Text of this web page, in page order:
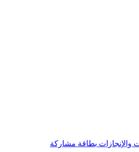
والإنجازات بطاقة مشاركة